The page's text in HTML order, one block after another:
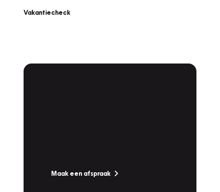
Vakantiecheck
Maak een afspraak